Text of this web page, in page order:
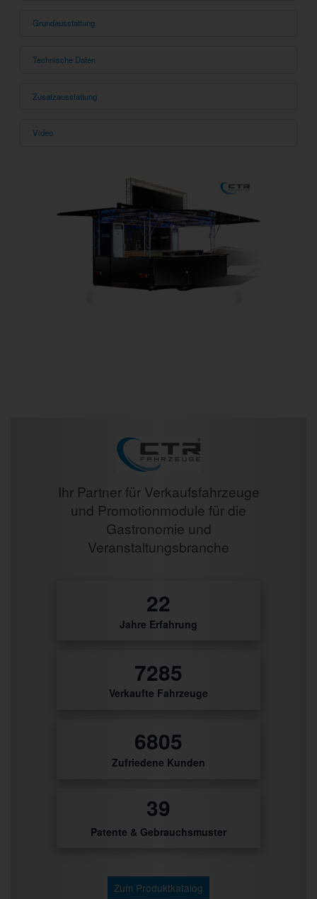
Grundausstattung
Technische Daten
Zusatzausstattung
Video
Ihr Partner für Verkaufsfahrzeuge
und Promotionmodule für die
Gastronomie und
Veranstaltungsbranche
27
Jahre Erfahrung
8880
Verkaufte Fahrzeuge
8295
Zufriedene Kunden
48
Patente & Gebrauchsmuster
Zum Produktkatalog